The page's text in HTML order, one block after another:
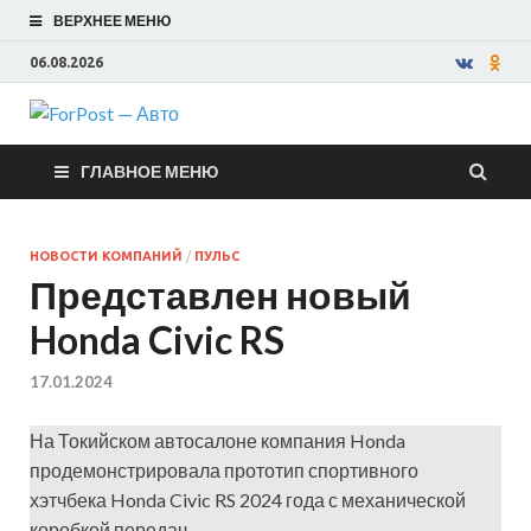
ВЕРХНЕЕ МЕНЮ
06.08.2026
ForPost —
Авто
ГЛАВНОЕ МЕНЮ
НОВОСТИ КОМПАНИЙ / ПУЛЬС
Представлен новый
Honda Civic RS
17.01.2024
На Токийском автосалоне компания Honda
продемонстрировала прототип спортивного
хэтчбека Honda Civic RS 2024 года с механической